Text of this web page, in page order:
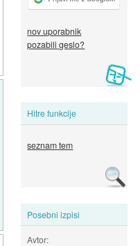
nov uporabnik
pozabili geslo?
Hitre funkcije
seznam tem
Posebni izpisi
Avtor: